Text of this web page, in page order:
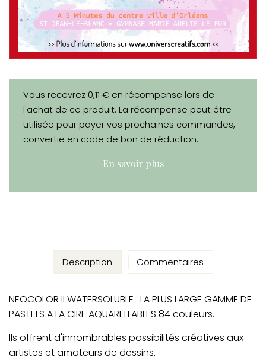
Vous recevrez 0,11 € en récompense lors de
l'achat de ce produit. La récompense peut être
utilisée pour payer vos prochaines commandes,
convertie en code de bon de réduction.
En savoir plus
Description
NEOCOLOR II WATERSOLUBLE : LA PLUS LARGE GAMME DE
PASTELS A LA CIRE AQUARELLABLES 84 couleurs.
Ils offrent d'innombrables possibilités créatives aux
artistes et amateurs de dessins.
Commentaires